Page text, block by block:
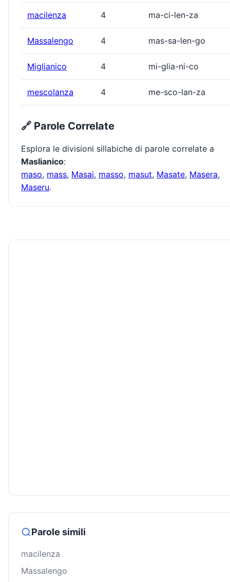
macilenza 4 ma-ci-len-za
Massalengo 4 mas-sa-len-go
Miglianico 4 mi-glia-ni-co
mescolanza 4 me-sco-lan-za
🔗 Parole Correlate
Esplora le divisioni sillabiche di parole correlate a
Maslianico:
maso, mass, Masai, masso, masut, Masate, Masera,
Maseru.
Parole simili
macilenza
Massalengo